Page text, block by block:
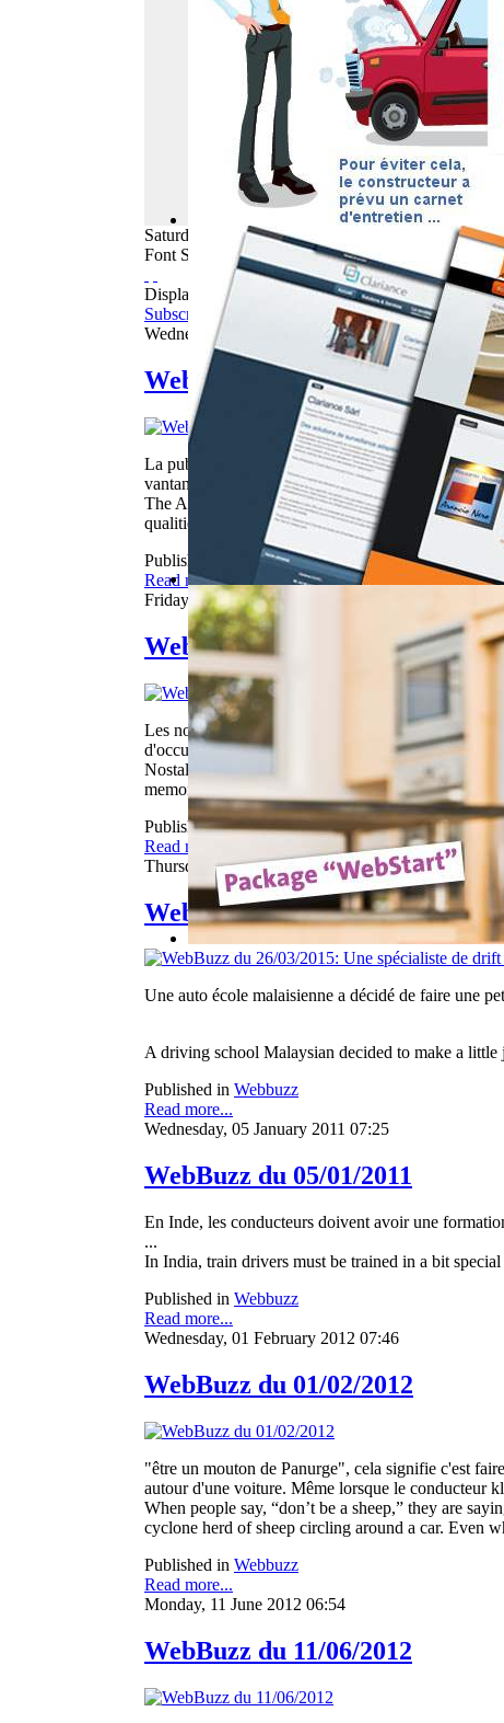
Saturday August 2026
Font Size
Displaying items by tag: voiture
Subscribe to this RSS feed
Wednesday, 25 September 2013 05:44
WebBuzz du 25/09/2013
La pub "le gaulois" avec ces poulets qui dancent
vantant les qualités de stabilité de ces voitures...
The Advertising "le gaulois" with these chickens
qualities of stability of these cars ... One thing is
Published in
Webbuzz
Read more...
Friday, 28 June 2013 05:55
Webbuzz du 28/06/2013
Les nostalgiques adorent utiliser leurs anciens
d'occulter les souvenirs les plus difficiles. C'est le
Nostalgic love to use their old toys. Probably to
memories. This is the case of this young man who
Published in Webbuzz
Read more...
Thursday, 26 March 2015 08:06
WebBuzz du 26/03/2015: Une
Une auto école malaisienne a décidé de faire une
A driving school Malaysian decided to make a
Published in Webbuzz
Read more...
Wednesday, 05 January 2011 07:25
WebBuzz du 05/01/2011
En Inde, les conducteurs doivent avoir une
...
In India, train drivers must be trained in a bit
Published in Webbuzz
Read more...
Wednesday, 01 February 2012 07:46
WebBuzz du 01/02/2012
"être un mouton de Panurge", cela signifie c'est
autour d'une voiture. Même lorsque le conducteur
When people say, “don’t be a sheep,” they are
cyclone herd of sheep circling around a car. Even
Published in Webbuzz
Read more...
Monday, 11 June 2012 06:54
WebBuzz du 11/06/2012